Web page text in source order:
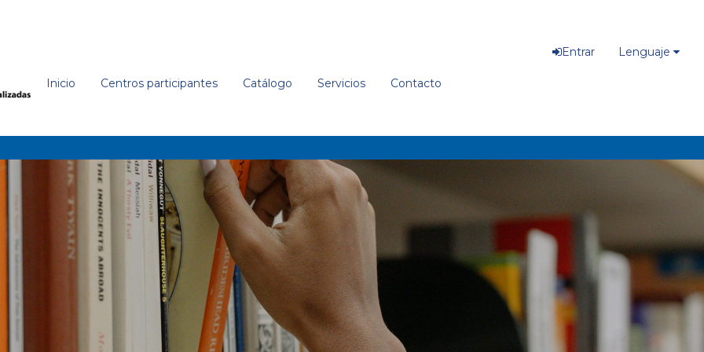
Inicio Centros participantes Catálogo Servicios Contacto
Entrar Lenguaje